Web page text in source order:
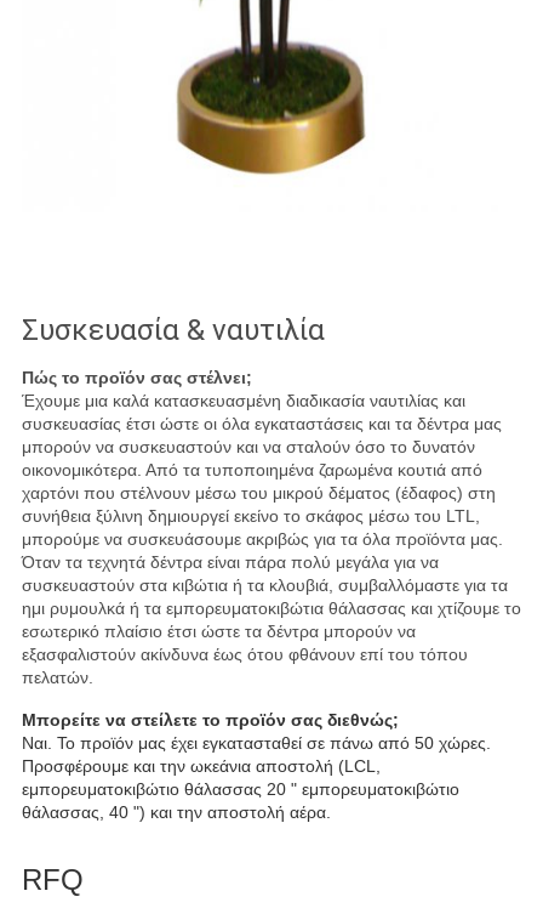
Συσκευασία & ναυτιλία
Πώς το προϊόν σας στέλνει;
Έχουμε μια καλά κατασκευασμένη διαδικασία ναυτιλίας και
συσκευασίας έτσι ώστε οι όλα εγκαταστάσεις και τα δέντρα μας
μπορούν να συσκευαστούν και να σταλούν όσο το δυνατόν
οικονομικότερα. Από τα τυποποιημένα ζαρωμένα κουτιά από
χαρτόνι που στέλνουν μέσω του μικρού δέματος (έδαφος) στη
συνήθεια ξύλινη δημιουργεί εκείνο το σκάφος μέσω του LTL,
μπορούμε να συσκευάσουμε ακριβώς για τα όλα προϊόντα μας.
Όταν τα τεχνητά δέντρα είναι πάρα πολύ μεγάλα για να
συσκευαστούν στα κιβώτια ή τα κλουβιά, συμβαλλόμαστε για τα
ημι ρυμουλκά ή τα εμπορευματοκιβώτια θάλασσας και χτίζουμε το
εσωτερικό πλαίσιο έτσι ώστε τα δέντρα μπορούν να
εξασφαλιστούν ακίνδυνα έως ότου φθάνουν επί του τόπου
πελατών.
Μπορείτε να στείλετε το προϊόν σας διεθνώς;
Ναι. Το προϊόν μας έχει εγκατασταθεί σε πάνω από 50 χώρες.
Προσφέρουμε και την ωκεάνια αποστολή (LCL,
εμπορευματοκιβώτιο θάλασσας 20 " εμπορευματοκιβώτιο
θάλασσας, 40 ") και την αποστολή αέρα.
RFQ